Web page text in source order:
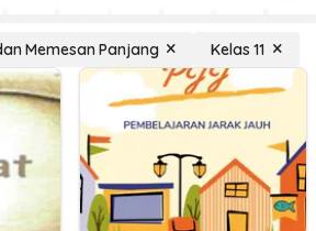
Memesan Panjang Kelas 11